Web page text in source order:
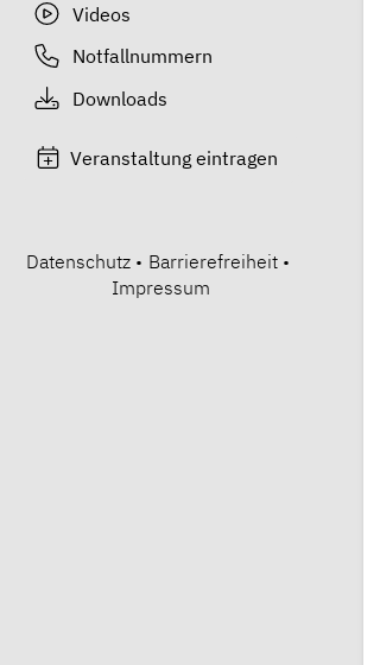
Videos
Notfallnummern
Downloads
Veranstaltung eintragen
Datenschutz • Barrierefreiheit •
Impressum